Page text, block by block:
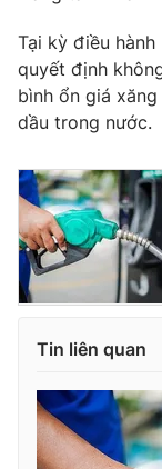
THỜI BÁO VTV
Theo dõi báo trên
Cơ quan chủ quản:
Cơ quan báo chí:
Giấy phép hoạt
Tổng Biên tập:
Phó Tổng Biên tập:
Nguyễn Trọng Ninh
Tổng đài VTV:
Tại kỳ điều
quyết định
bình ổn giá
dầu trong nước.
Tin liên quan